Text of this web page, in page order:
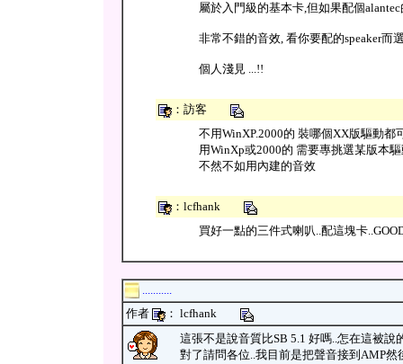
屬於入門級的基本卡,但如果配個
非常不錯的音效, 看你要配的speaker而
個人淺見 ...!!
：訪客
不用WinXP.2000的 裝哪個XX版驅動都
用WinXp或2000的 需要專挑選某版本驅
不然不如用內建的音效
：lcfhank
買好一點的三件式喇叭..配這塊卡
作者
： lcfhank
這張不是說音質比SB 5.1 好嗎..怎在這被
對了請問各位..我目前是把聲音接到AMP然